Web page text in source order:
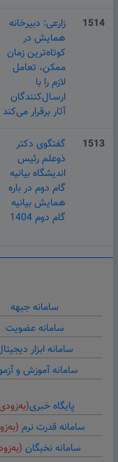
1514
زارعی: دبیرخانه
همایش در
کوتاه‌ترین زمان
ممکن، تعامل
لازم را با
ارسـال‌کنندگان
آثار برقرار می‌کند
1513
گفتگوی دکتر
ذوعلم رئیس
اندیشگاه بیانیه
گام دوم در باره
همایش بیانیه
گام دوم 1404
سامانه جبهه
سامانه عضویت
سامانه ابزار
سامانه آموزش و
پایگاه خبری
سامانه قدرت نرم
سامانه نخبگان